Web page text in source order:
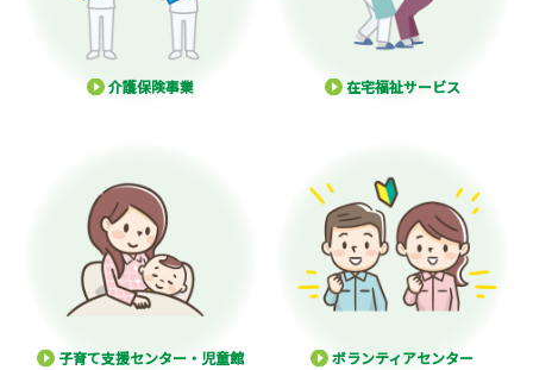
介護保険事業 在宅福祉サービス
子育て支援センター・児童館 ボランティアセンター